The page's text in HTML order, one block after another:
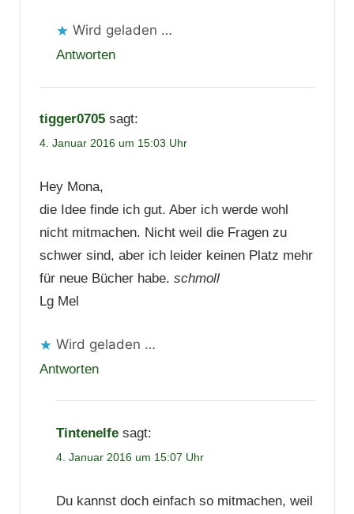
Wird geladen …
Antworten
tigger0705 sagt:
4. Januar 2016 um 15:03 Uhr
Hey Mona,
die Idee finde ich gut. Aber ich werde wohl
nicht mitmachen. Nicht weil die Fragen zu
schwer sind, aber ich leider keinen Platz mehr
für neue Bücher habe. schmoll
Lg Mel
Wird geladen …
Antworten
Tintenelfe sagt:
4. Januar 2016 um 15:07 Uhr
Du kannst doch einfach so mitmachen, weil